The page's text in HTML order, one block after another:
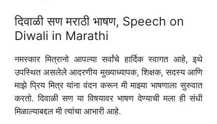
दिवाळी सण मराठी भाषण, Speech on
Diwali in Marathi
नमस्कार मित्रानो आपल्या सर्वांचे हार्दिक स्वागत आहे, इथे
उपस्थित असलेले आदरणीय मुख्याध्यापक, शिक्षक, सदस्य आणि
माझे प्रिय मित्र यांना वंदन करून मी माझ्या भाषणाला सुरुवात
करतो. दिवाळी सण या विषयावर भाषण देण्याची मला ही संधी
मिळाल्याबद्दल मी त्यांचा आभारी आहे.